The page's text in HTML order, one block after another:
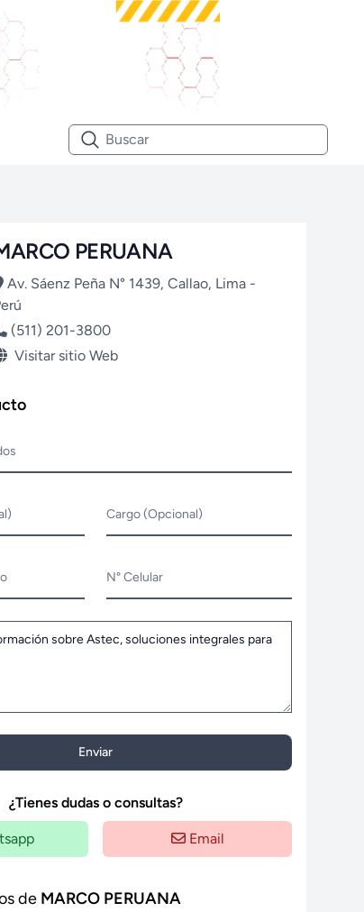
PERUANA
Av. Sáenz Peña N° 1439, Callao, Lima -
(511) 201-3800
Visitar sitio Web
Cargo (Opcional)
N° Celular
Enviar
¿Tienes dudas o consultas?
Email
de MARCO PERUANA